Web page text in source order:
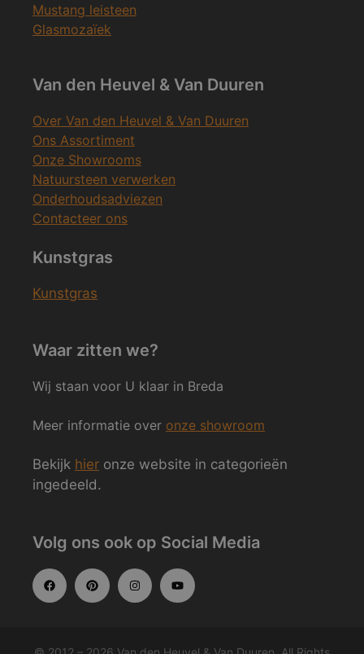
Mustang leisteen
Glasmozaïek
Van den Heuvel & Van Duuren
Over Van den Heuvel & Van Duuren
Ons Assortiment
Onze Showrooms
Natuursteen verwerken
Onderhoudsadviezen
Contacteer ons
Kunstgras
Kunstgras
Waar zitten we?
Wij staan voor U klaar in Breda
Meer informatie over onze showroom
Bekijk hier onze website in categorieën
ingedeeld.
Volg ons ook op Social Media